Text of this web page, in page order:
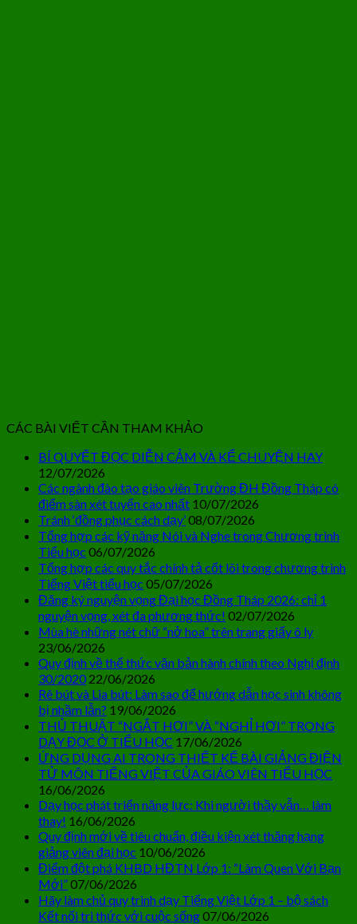
CÁC BÀI VIẾT CẦN THAM KHẢO
BÍ QUYẾT ĐỌC DIỄN CẢM VÀ KỂ CHUYỆN HAY
12/07/2026
Các ngành đào tạo giáo viên Trường ĐH Đồng Tháp có
điểm sàn xét tuyển cao nhất 10/07/2026
Tránh ‘đồng phục cách dạy’08/07/2026
Tổng hợp các kỹ năng Nói và Nghe trong Chương trình
Tiểu học 06/07/2026
Tổng hợp các quy tắc chính tả cốt lõi trong chương trình
Tiếng Việt tiểu học 05/07/2026
Đăng ký nguyện vọng Đại học Đồng Tháp 2026: chỉ 1
nguyện vọng, xét đa phương thức! 02/07/2026
Mùa hè những nét chữ “nở hoa” trên trang giấy ô ly
23/06/2026
Quy định về thể thức văn bản hành chính theo Nghị định
30/2020 22/06/2026
Rê bút và Lia bút: Làm sao để hướng dẫn học sinh không
bị nhầm lẫn? 19/06/2026
THỦ THUẬT “NGẮT HƠI” VÀ “NGHỈ HƠI” TRONG
DẠY ĐỌC Ở TIỂU HỌC 17/06/2026
ỨNG DỤNG AI TRONG THIẾT KẾ BÀI GIẢNG ĐIỆN
TỬ MÔN TIẾNG VIỆT CỦA GIÁO VIÊN TIỂU HỌC
16/06/2026
Dạy học phát triển năng lực: Khi người thầy vẫn… làm
thay! 16/06/2026
Quy định mới về tiêu chuẩn, điều kiện xét thăng hạng
giảng viên đại học 10/06/2026
Điểm đột phá KHBD HĐTN Lớp 1: “Làm Quen Với Bạn
Mới”07/06/2026
Hãy làm chủ quy trình dạy Tiếng Việt Lớp 1 – bộ sách
Kết nối tri thức với cuộc sống07/06/2026